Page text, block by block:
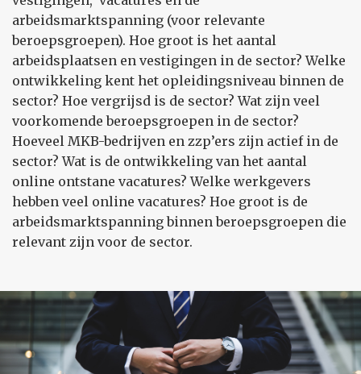
arbeidsmarktspanning (voor relevante
beroepsgroepen). Hoe groot is het aantal
arbeidsplaatsen en vestigingen in de sector? Welke
ontwikkeling kent het opleidingsniveau binnen de
sector? Hoe vergrijsd is de sector? Wat zijn veel
voorkomende beroepsgroepen in de sector?
Hoeveel MKB-bedrijven en zzp’ers zijn actief in de
sector? Wat is de ontwikkeling van het aantal
online ontstane vacatures? Welke werkgevers
hebben veel online vacatures? Hoe groot is de
arbeidsmarktspanning binnen beroepsgroepen die
relevant zijn voor de sector.